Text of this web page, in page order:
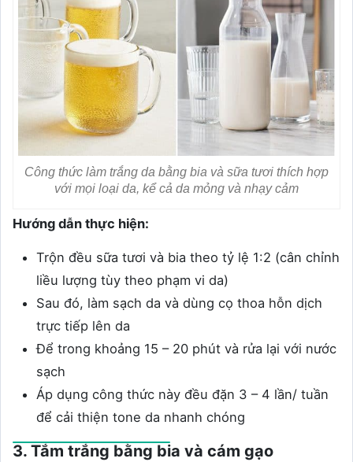
Công thức làm trắng da bằng bia và sữa tươi thích hợp
với mọi loại da, kể cả da mỏng và nhạy cảm
Hướng dẫn thực hiện:
Trộn đều sữa tươi và bia theo tỷ lệ 1:2 (cân chỉnh
liều lượng tùy theo phạm vi da)
Sau đó, làm sạch da và dùng cọ thoa hỗn dịch
trực tiếp lên da
Để trong khoảng 15 – 20 phút và rửa lại với nước
sạch
Áp dụng công thức này đều đặn 3 – 4 lần/ tuần
để cải thiện tone da nhanh chóng
3. Tắm trắng bằng bia và cám gạo